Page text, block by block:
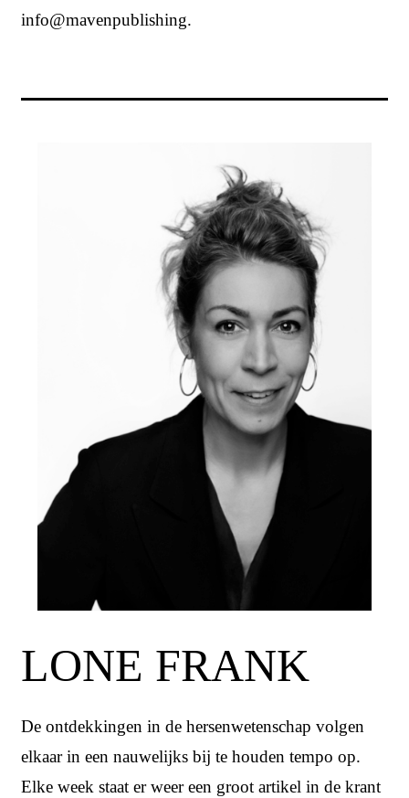
info@mavenpublishing.
LONE FRANK
De ontdekkingen in de hersenwetenschap volgen
elkaar in een nauwelijks bij te houden tempo op.
Elke week staat er weer een groot artikel in de krant